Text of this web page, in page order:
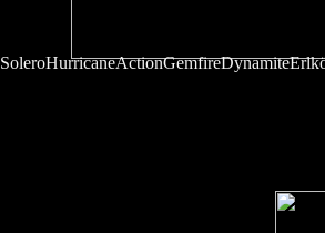
SoleroHurricaneActionGemfireDynamite